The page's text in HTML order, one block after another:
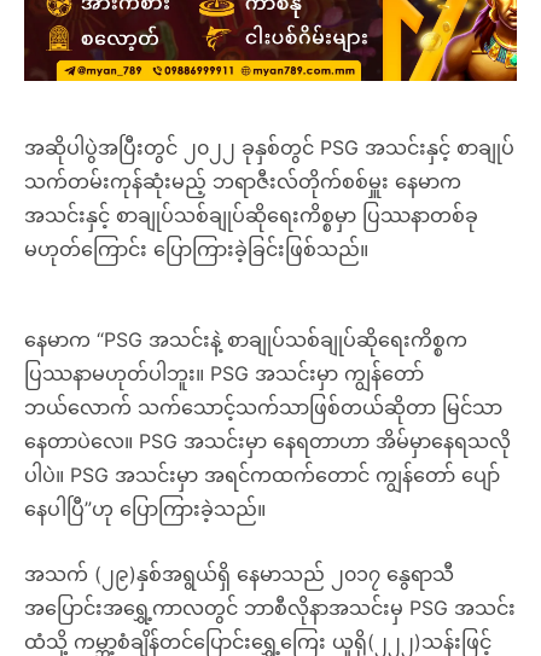
အဆိုပါပွဲအပြီးတွင် ၂၀၂၂ ခုနှစ်တွင် PSG အသင်းနှင့် စာချုပ်
သက်တမ်းကုန်ဆုံးမည့် ဘရာဇီးလ်တိုက်စစ်မှူး နေမာက
အသင်းနှင့် စာချုပ်သစ်ချုပ်ဆိုရေးကိစ္စမှာ ပြဿနာတစ်ခု
မဟုတ်ကြောင်း ပြောကြားခဲ့ခြင်းဖြစ်သည်။
နေမာက “PSG အသင်းနဲ့ စာချုပ်သစ်ချုပ်ဆိုရေးကိစ္စက
ပြဿနာမဟုတ်ပါဘူး။ PSG အသင်းမှာ ကျွန်တော်
ဘယ်လောက် သက်သောင့်သက်သာဖြစ်တယ်ဆိုတာ မြင်သာ
နေတာပဲလေ။ PSG အသင်းမှာ နေရတာဟာ အိမ်မှာနေရသလို
ပါပဲ။ PSG အသင်းမှာ အရင်ကထက်တောင် ကျွန်တော် ပျော်
နေပါပြီ”ဟု ပြောကြားခဲ့သည်။
အသက် (၂၉)နှစ်အရွယ်ရှိ နေမာသည် ၂၀၁၇ နွေရာသီ
အပြောင်းအရွှေ့ကာလတွင် ဘာစီလိုနာအသင်းမှ PSG အသင်း
ထံသို့ ကမ္ဘာ့စံချိန်တင်ပြောင်းရွှေ့ကြေး ယူရို(၂၂၂)သန်းဖြင့်